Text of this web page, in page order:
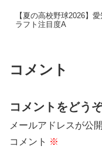
【夏の高校野球2026】
ラフト注目度A
コメント
コメントをどう
メールアドレスが公
コメント ※